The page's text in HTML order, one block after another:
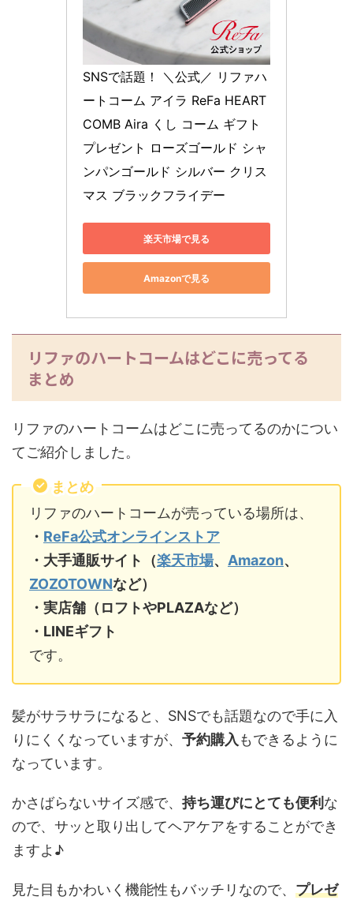
SNSで話題！ ＼公式／ リファハ
ートコーム アイラ ReFa HEART
COMB Aira くし コーム ギフト
プレゼント ローズゴールド シャ
ンパンゴールド シルバー クリス
マス ブラックフライデー
楽天市場で見る
Amazonで見る
リファのハートコームはどこに売ってる
まとめ
リファのハートコームはどこに売ってるのかについ
てご紹介しました。
まとめ
リファのハートコームが売っている場所は、
・ ReFa公式オンラインストア
・大手通販サイト（楽天市場、 Amazon、
ZOZOTOWNなど）
・実店舗（ロフトやPLAZAなど）
・LINEギフト
です。
髪がサラサラになると、SNSでも話題なので手に入
りにくくなっていますが、 予約購入もできるように
なっています。
かさばらないサイズ感で、 持ち運びにとても便利 な
ので、サッと取り出してヘアケアをすることができ
ますよ♪
見た目もかわいく機能性もバッチリなので、 プレゼ